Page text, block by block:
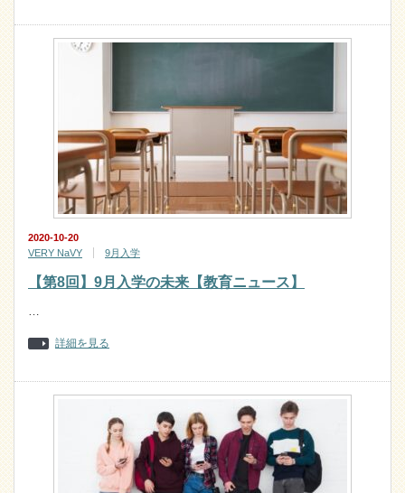
2020-10-20
VERY NaVY
9月入学
【第8回】9月入学の未来【教育ニュース】
…
詳細を見る